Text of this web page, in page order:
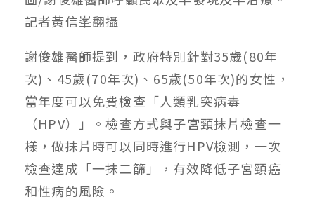
記者黃信峯翻攝
謝俊雄醫師提到，政府特別針對35歲(80年
次)、45歲(70年次)、65歲(50年次)的女性，
當年度可以免費檢查「人類乳突病毒
（HPV）」。檢查方式與子宮頸抹片檢查一
樣，做抹片時可以同時進行HPV檢測，一次
檢查達成「一抹二篩」，有效降低子宮頸癌
和性病的風險。